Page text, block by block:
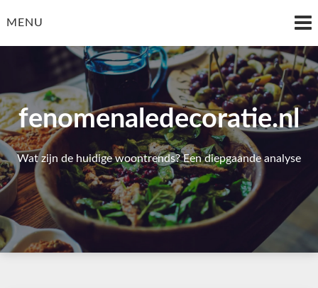
toMENU
fenomenaledecoratie.nl
Wat zijn de huidige woontrends? Een diepgaande analyse